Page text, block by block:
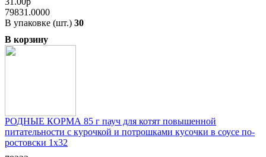
79831.0000
В упаковке (шт.) 30
В корзину
РОДНЫЕ КОРМА 85 г пауч для котят повышенной
питательности с курочкой и потрошками кусочки в соусе по-
ростовски 1х32